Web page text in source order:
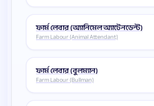
ফার্ম লেবার (অ্যানিমেল অ্যাটেনডেন্ট)
Farm Labour (Animal Attendant)
ফার্ম লেবার (বুলম্যান)
Farm Labour (Bullman)